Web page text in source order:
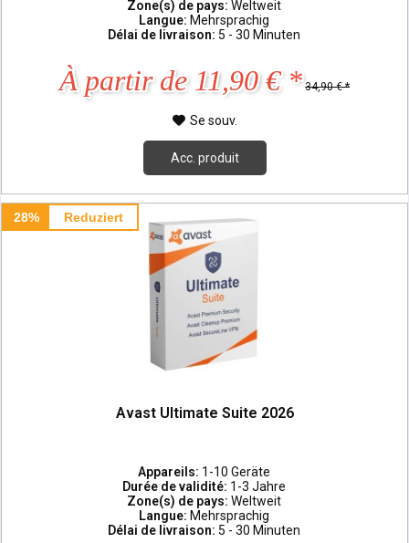
Zone(s) de pays:Weltweit
Langue: Mehrsprachig
Délai de livraison: 5 - 30 Minuten
À partir de 11,90 € * 34,90 € *
Se souv.
Acc. produit
28% Reduziert
Avast Ultimate Suite 2026
Appareils: 1-10 Geräte
Durée de validité: 1-3 Jahre
Zone(s) de pays:Weltweit
Langue: Mehrsprachig
Délai de livraison: 5 - 30 Minuten